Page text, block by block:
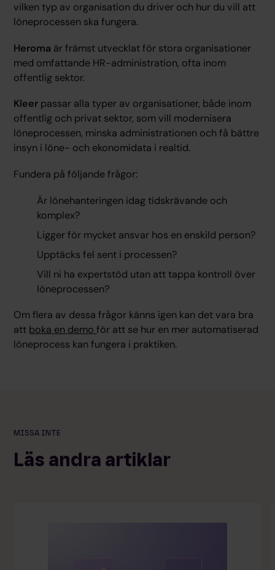
vilken typ av organisation du driver och hur du vill att
löneprocessen ska fungera.
Heroma är främst utvecklat för stora organisationer
med omfattande HR-administration, ofta inom
offentlig sektor.
Kleer passar alla typer av organisationer, både inom
offentlig och privat sektor, som vill modernisera
löneprocessen, minska administrationen och få bättre
insyn i löne- och ekonomidata i realtid.
Fundera på följande frågor:
Är lönehanteringen idag tidskrävande och
komplex?
Ligger för mycket ansvar hos en enskild person?
Upptäcks fel sent i processen?
Vill ni ha expertstöd utan att tappa kontroll över
löneprocessen?
Om flera av dessa frågor känns igen kan det vara bra
att boka en demoför att se hur en mer automatiserad
löneprocess kan fungera i praktiken.
MISSA INTE
Läs andra artiklar